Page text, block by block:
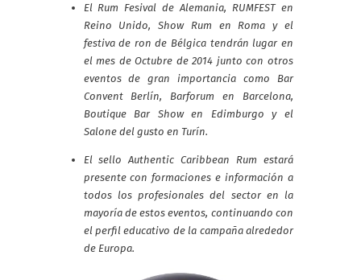
El Rum Fesival de Alemania, RUMFEST en
Reino Unido, Show Rum en Roma y el
festiva de ron de Bélgica tendrán lugar en
el mes de Octubre de 2014 junto con otros
eventos de gran importancia como Bar
Convent Berlín, Barforum en Barcelona,
Boutique Bar Show en Edimburgo y el
Salone del gusto en Turín.
El sello Authentic Caribbean Rum estará
presente con formaciones e información a
todos los profesionales del sector en la
mayoría de estos eventos, continuando con
el perfil educativo de la campaña alrededor
de Europa.